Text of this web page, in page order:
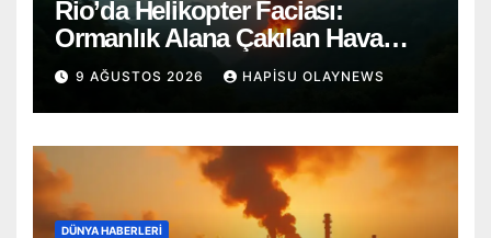
Rio’da Helikopter Faciası:
Ormanlık Alana Çakılan Hava
Aracında 4 Ölü
9 AĞUSTOS 2026 HAPISU OLAYNEWS
DÜNYA HABERLERI